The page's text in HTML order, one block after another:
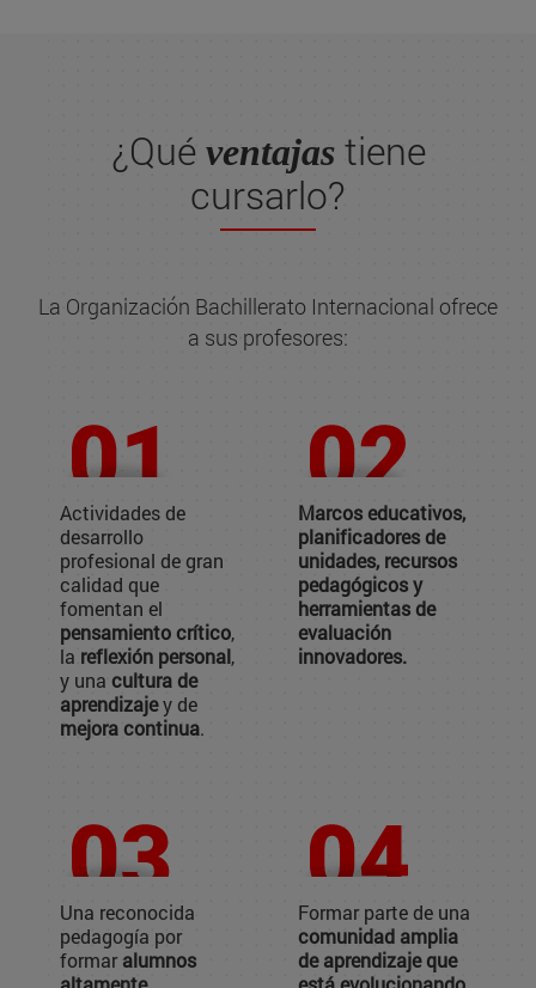
¿Qué ventajastiene
cursarlo?
La Organización Bachillerato Internacional ofrece
a sus profesores:
Actividades de
desarrollo
profesional de gran
calidad que
fomentan el
pensamiento crítico,
la reflexión personal,
y una cultura de
aprendizajey de
mejora continua.
Marcos educativos,
planificadores de
unidades, recursos
pedagógicos y
herramientas de
evaluación
innovadores.
Una reconocida
pedagogía por
formaralumnos
Formar parte de una
comunidad amplia
de aprendizaje que